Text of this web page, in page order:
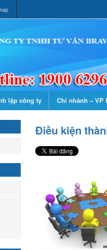
lập công ty Chi nhánh – VP
Điều kiện